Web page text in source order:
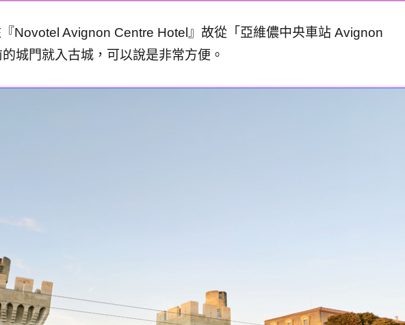
Novotel Avignon Centre Hotel』故從「亞維儂中央車站 Avignon
城門就入古城，可以說是非常方便。